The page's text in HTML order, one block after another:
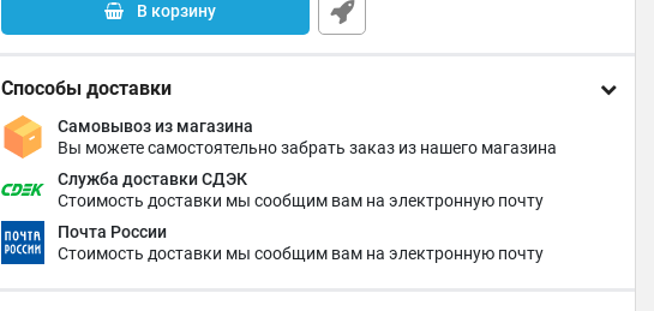
В корзину
Способы доставки
Самовывоз из магазина
Вы можете самостоятельно забрать заказ из нашего магазина
Служба доставки СДЭК
Стоимость доставки мы сообщим вам на электронную почту
Почта России
Стоимость доставки мы сообщим вам на электронную почту